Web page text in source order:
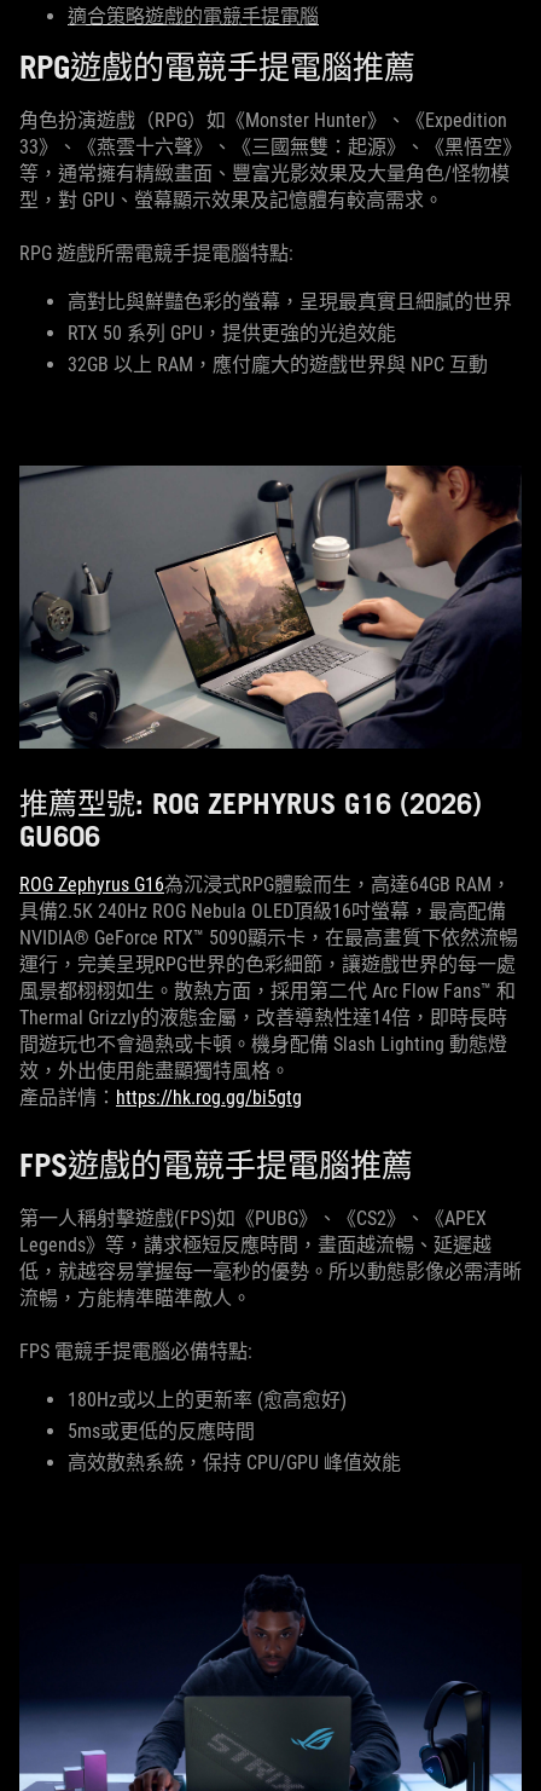
適合策略遊戲的電競手提電腦
RPG遊戲的電競手提電腦推薦
角色扮演遊戲（RPG）如《Monster Hunter》、《Expedition
33》、《燕雲十六聲》、《三國無雙：起源》、《黑悟空》
等，通常擁有精緻畫面、豐富光影效果及大量角色/怪物模
型，對 GPU、螢幕顯示效果及記憶體有較高需求。
RPG 遊戲所需電競手提電腦特點:
高對比與鮮豔色彩的螢幕，呈現最真實且細膩的世界
RTX 50 系列 GPU，提供更強的光追效能
32GB 以上 RAM，應付龐大的遊戲世界與 NPC 互動
推薦型號: ROG ZEPHYRUS G16 (2026)
GU606
ROG Zephyrus G16為沉浸式RPG體驗而生，高達64GB RAM，
具備2.5K 240Hz ROG Nebula OLED頂級16吋螢幕，最高配備
NVIDIA® GeForce RTX™ 5090顯示卡，在最高畫質下依然流暢
運行，完美呈現RPG世界的色彩細節，讓遊戲世界的每一處
風景都栩栩如生。散熱方面，採用第二代 Arc Flow Fans™ 和
Thermal Grizzly的液態金屬，改善導熱性達14倍，即時長時
間遊玩也不會過熱或卡頓。機身配備 Slash Lighting 動態燈
效，外出使用能盡顯獨特風格。
產品詳情： https://hk.rog.gg/bi5gtg
FPS遊戲的電競手提電腦推薦
第一人稱射擊遊戲(FPS)如《PUBG》、《CS2》、《APEX
Legends》等，講求極短反應時間，畫面越流暢、延遲越
低，就越容易掌握每一毫秒的優勢。所以動態影像必需清晰
流暢，方能精準瞄準敵人。
FPS 電競手提電腦必備特點:
180Hz或以上的更新率 (愈高愈好)
5ms或更低的反應時間
高效散熱系統，保持 CPU/GPU 峰值效能